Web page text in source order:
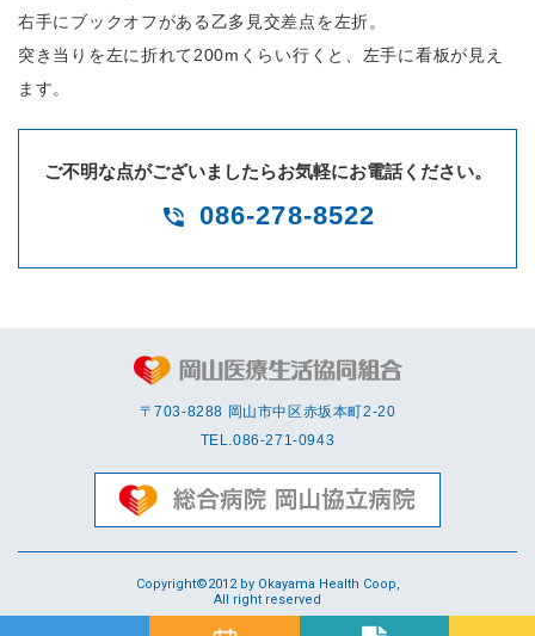
右手にブックオフがある乙多見交差点を左折。
突き当りを左に折れて200mくらい行くと、左手に看板が見え
ます。
ご不明な点がございましたらお気軽にお電話ください。
086-278-8522
〒703-8288 岡⼭市中区赤坂本町2-20
TEL.086-271-0943
Copyright©2012 by Okayama Health Coop,
All right reserved